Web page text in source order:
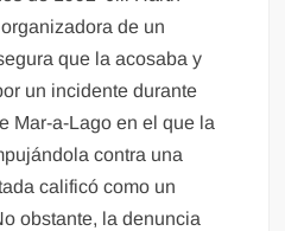
de un
que la acosaba y
un incidente durante
Mar-a-Lago en el que la
contra una
calificó como un
obstante, la denuncia